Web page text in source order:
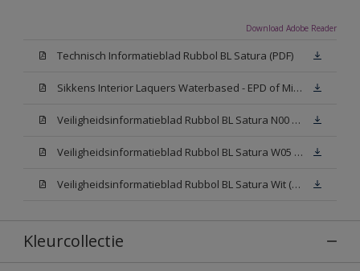
Download Adobe Reader
Technisch Informatieblad Rubbol BL Satura (PDF)
Sikkens Interior Laquers Waterbased - EPD of Milieuproductverklaring
Veiligheidsinformatieblad Rubbol BL Satura N00 (MSDS)
Veiligheidsinformatieblad Rubbol BL Satura W05 (MSDS)
Veiligheidsinformatieblad Rubbol BL Satura Wit (MSDS)
Kleurcollectie